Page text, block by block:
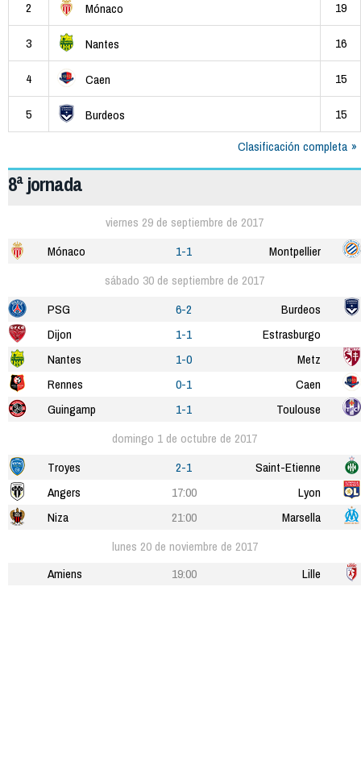
2 Mónaco 19
3 Nantes 16
4 Caen 15
5 Burdeos
15
Clasificación completa
8ª jornada
viernes 29 de septiembre de 2017
Mónaco
1-1
Montpellier
sábado 30 de septiembre de 2017
PSG
6-2
Burdeos
Dijon
1-1
Estrasburgo
Nantes
1-0
Metz
Rennes
0-1
Caen
Guingamp
1-1
Toulouse
domingo 1 de octubre de 2017
Troyes
2-1
Saint-Etienne
Angers
17:00
Lyon
Niza
21:00
Marsella
lunes 20 de noviembre de 2017
Amiens
19:00 Lille